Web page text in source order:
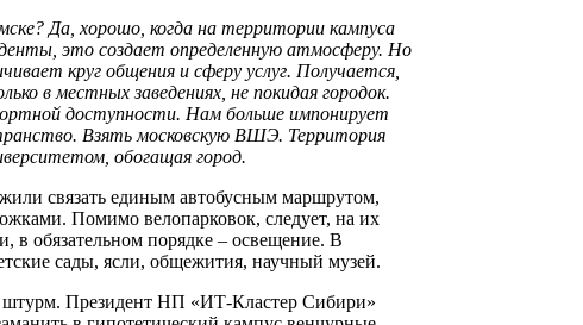
Да, хорошо, когда на территории кампуса
это создает определенную атмосферу. Но
круг общения и сферу услуг. Получается,
в местных заведениях, не покидая городок.
доступности. Нам больше импонирует
Взять московскую ВШЭ. Территория
обогащая город.
связать единым автобусным маршрутом,
Помимо велопарковок, следует, на их
в обязательном порядке – освещение. В
сады, ясли, общежития, научный музей.
штурм. Президент НП «ИТ-Кластер Сибири»